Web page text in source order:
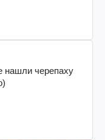
нашли черепаху